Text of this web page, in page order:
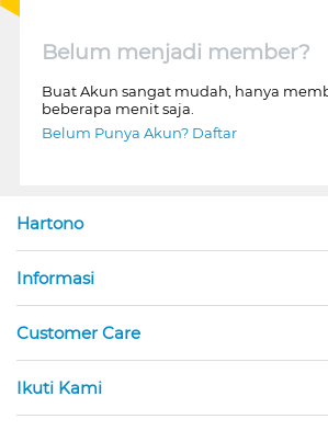
Belum menjadi member?
Buat Akun sangat mudah, hanya
beberapa menit saja.
Belum Punya Akun? Daftar
Hartono
Informasi
Customer Care
Ikuti Kami